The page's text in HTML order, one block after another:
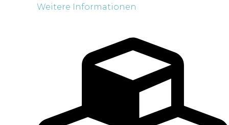
Weitere Informationen